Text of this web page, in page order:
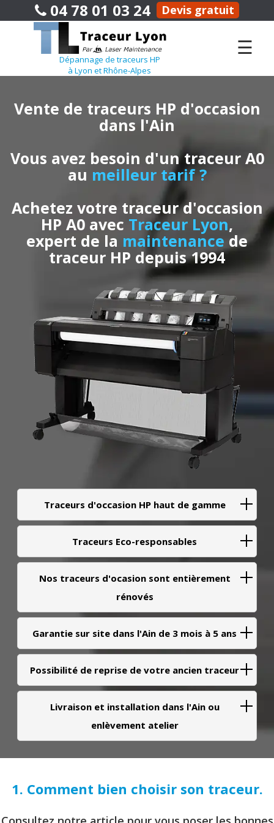
04 78 01 03 24 Devis gratuit
Dépannage de traceurs HP
à Lyon et Rhône-Alpes
☰
Vente de traceurs HP d'occasion
dans l'Ain
Vous avez besoin d'un traceur A0
au meilleur tarif ?
Achetez votre traceur d'occasion
HP A0 avec Traceur Lyon,
expert de la maintenance de
traceur HP depuis 1994
Traceurs d'occasion HP haut de gamme
Traceurs Eco-responsables
Nos traceurs d'ocasion sont entièrement
rénovés
Garantie sur site dans l'Ain de 3 mois à 5 ans
Possibilité de reprise de votre ancien traceur
Livraison et installation dans l'Ain ou
enlèvement atelier
1. Comment bien choisir son traceur.